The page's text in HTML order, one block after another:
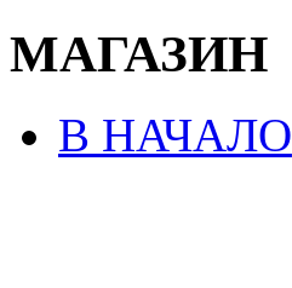
МАГАЗИН
В НАЧАЛО